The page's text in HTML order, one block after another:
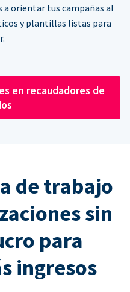
a orientar tus campañas al
y plantillas listas para
en recaudadores de
de trabajo
sin
para
ingresos